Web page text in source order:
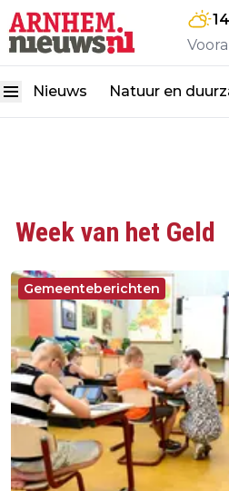
14
Nieuws Natuur en
Week van het Geld
Gemeenteberichten